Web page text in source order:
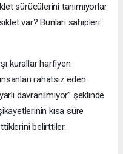
sürücülerini tanımıyorlar
var? Bunları sahipleri
kurallar harfiyen
rahatsız eden
davranılmıyor” şeklinde
kısa süre
belirttiler.